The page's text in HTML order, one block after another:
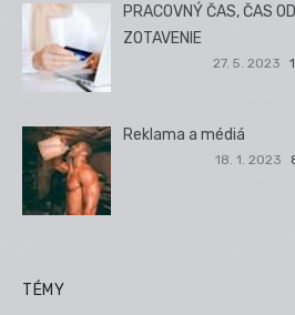
PRACOVNÝ ČAS, ČAS
ZOTAVENIE
27. 5. 2023
Reklama a médiá
18. 1. 2023
TÉMY